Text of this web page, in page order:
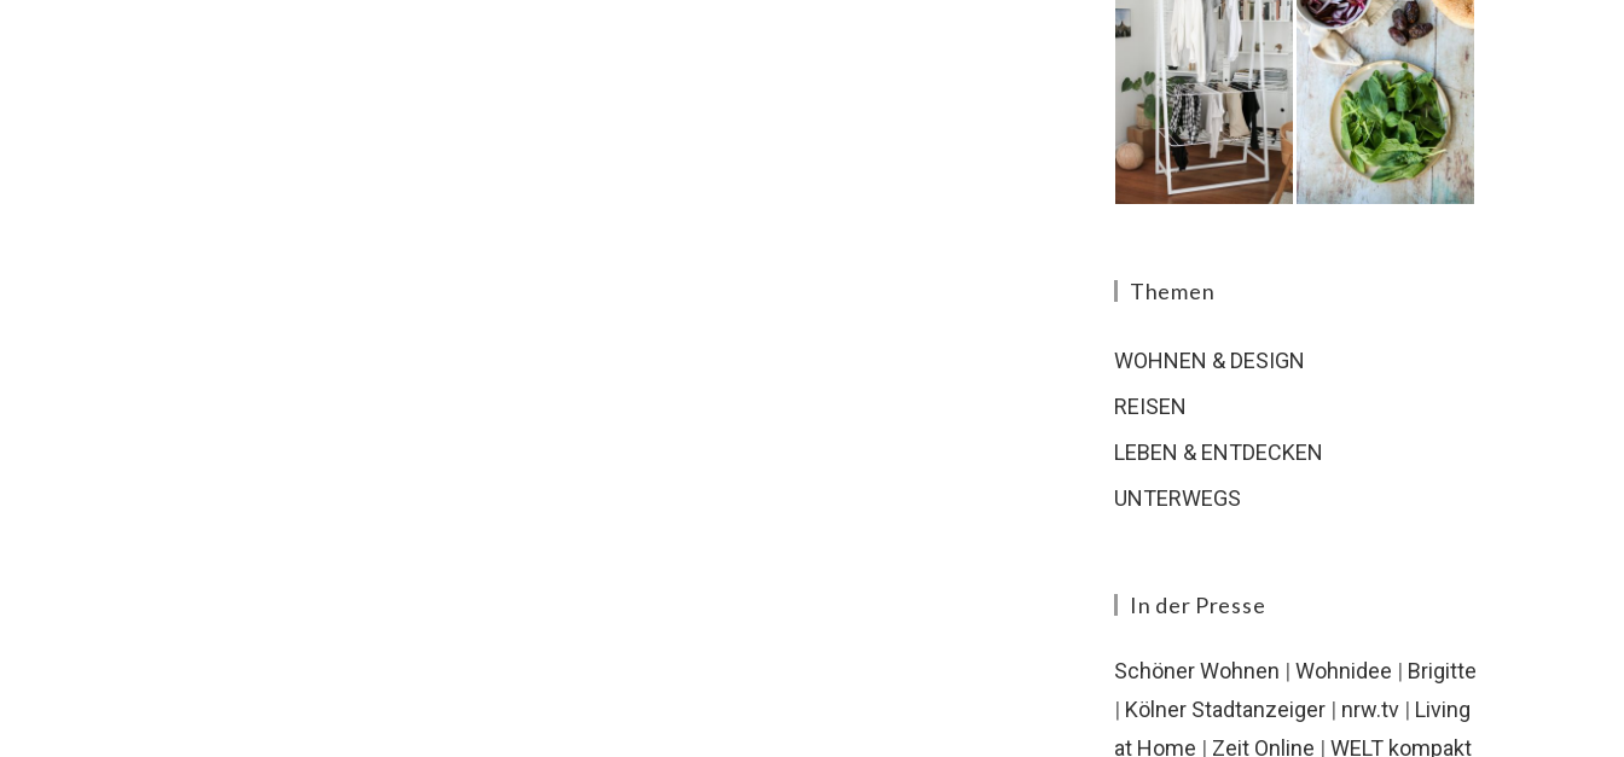
Themen
WOHNEN & DESIGN
REISEN
LEBEN & ENTDECKEN
UNTERWEGS
In der Presse
Schöner Wohnen | Wohnidee | Brigitte
| Kölner Stadtanzeiger | nrw.tv | Living
at Home | Zeit Online | WELT kompakt